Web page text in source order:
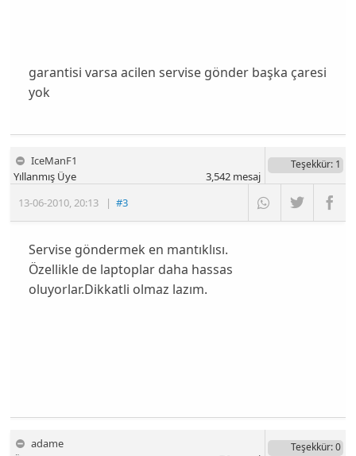
garantisi varsa acilen servise gönder başka çaresi
yok
IceManF1
13-06-2010,20:13 |#3
Yıllanmış Üye
Teşekkür: 1
3,542mesaj
Servise göndermek en mantıklısı.
Özellikle de laptoplar daha hassas
oluyorlar.Dikkatli olmaz lazım.
adame Teşekkür: 0